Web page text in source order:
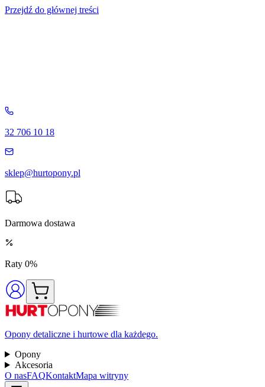
Przejdź do głównej treści
32 706 10 18
sklep@hurtopony.pl
Darmowa dostawa
Raty 0%
Opony detaliczne i hurtowe dla każdego.
Opony
Akcesoria
O nasFAQKontaktMapa witryny